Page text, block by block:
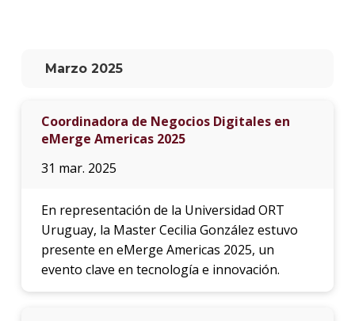
Marzo 2025
Coordinadora de Negocios Digitales en
eMerge Americas 2025
31 mar. 2025
En representación de la Universidad ORT
Uruguay, la Master Cecilia González estuvo
presente en eMerge Americas 2025, un
evento clave en tecnología e innovación.